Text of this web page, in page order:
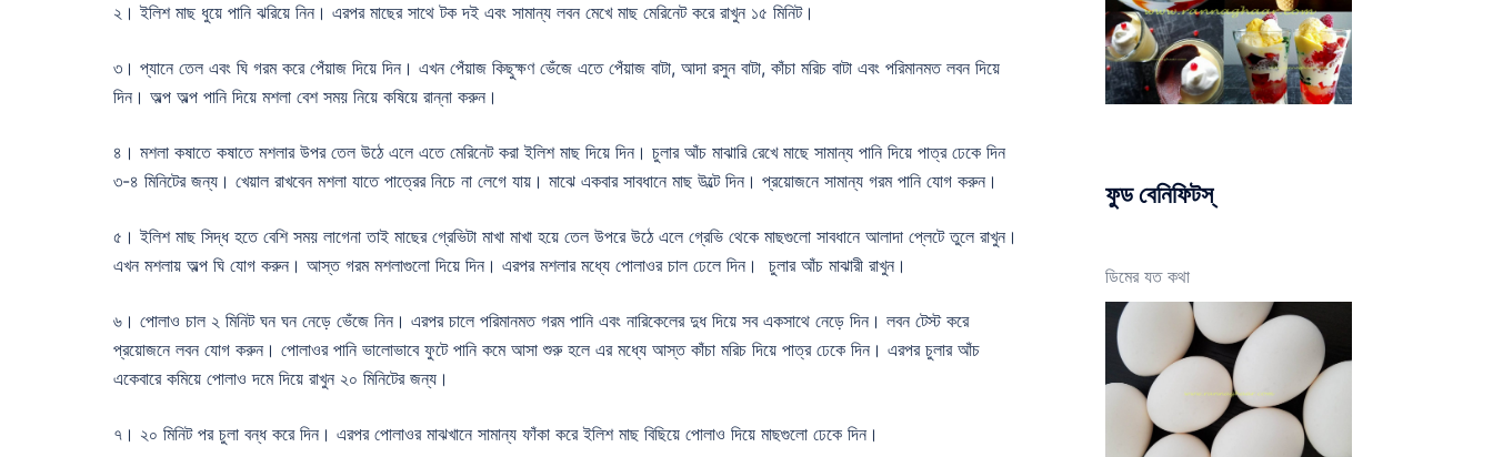
২। ইলিশ মাছ ধুয়ে পানি ঝরিয়ে নিন। এরপর মাছের সাথে টক দই এবং সামান্য লবন মেখে মাছ মেরিনেট করে রাখুন ১৫ মিনিট।
৩। প্যানে তেল এবং ঘি গরম করে পেঁয়াজ দিয়ে দিন। এখন পেঁয়াজ কিছুক্ষণ ভেঁজে এতে পেঁয়াজ বাটা, আদা রসুন বাটা, কাঁচা মরিচ বাটা এবং পরিমানমত লবন দিয়ে
দিন। অল্প অল্প পানি দিয়ে মশলা বেশ সময় নিয়ে কষিয়ে রান্না করুন।
৪। মশলা কষাতে কষাতে মশলার উপর তেল উঠে এলে এতে মেরিনেট করা ইলিশ মাছ দিয়ে দিন। চুলার আঁচ মাঝারি রেখে মাছে সামান্য পানি দিয়ে পাত্র ঢেকে দিন
৩-৪ মিনিটের জন্য। খেয়াল রাখবেন মশলা যাতে পাত্রের নিচে না লেগে যায়। মাঝে একবার সাবধানে মাছ উল্টে দিন। প্রয়োজনে সামান্য গরম পানি যোগ করুন।
৫। ইলিশ মাছ সিদ্ধ হতে বেশি সময় লাগেনা তাই মাছের গ্রেভিটা মাখা মাখা হয়ে তেল উপরে উঠে এলে গ্রেভি থেকে মাছগুলো সাবধানে আলাদা প্লেটে তুলে রাখুন।
এখন মশলায় অল্প ঘি যোগ করুন। আস্ত গরম মশলাগুলো দিয়ে দিন। এরপর মশলার মধ্যে পোলাওর চাল ঢেলে দিন। চুলার আঁচ মাঝারী রাখুন।
৬। পোলাও চাল ২ মিনিট ঘন ঘন নেড়ে ভেঁজে নিন। এরপর চালে পরিমানমত গরম পানি এবং নারিকেলের দুধ দিয়ে সব একসাথে নেড়ে দিন। লবন টেস্ট করে
প্রয়োজনে লবন যোগ করুন। পোলাওর পানি ভালোভাবে ফুটে পানি কমে আসা শুরু হলে এর মধ্যে আস্ত কাঁচা মরিচ দিয়ে পাত্র ঢেকে দিন। এরপর চুলার আঁচ
একেবারে কমিয়ে পোলাও দমে দিয়ে রাখুন ২০ মিনিটের জন্য।
৭। ২০ মিনিট পর চুলা বন্ধ করে দিন। এরপর পোলাওর মাঝখানে সামান্য ফাঁকা করে ইলিশ মাছ বিছিয়ে পোলাও দিয়ে মাছগুলো ঢেকে দিন।
ফুড বেনিফিটস্
ডিমের যত কথা